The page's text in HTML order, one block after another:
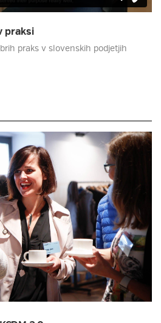
praksi
praks v slovenskih podjetjih